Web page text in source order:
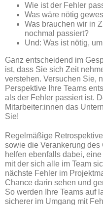
Wie ist der Fehler
Was wäre nötig
Was brauchen wir in
nochmal passiert?
Und: Was ist nötig,
Ganz entscheidend im
ist, dass Sie sich Zeit
verstehen. Versuchen Sie,
Perspektive Ihre Teams
als der Fehler passiert ist.
Mitarbeiter:innen das
Sie!
Regelmäßige
sowie die Verankerung
helfen ebenfalls dabei,
mit der sich alle im Team
nächste Fehler im
Chance darin sehen und
So werden Ihre Teams auf
sicherer im Umgang mit